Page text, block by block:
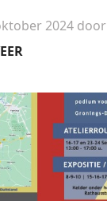
2024 door